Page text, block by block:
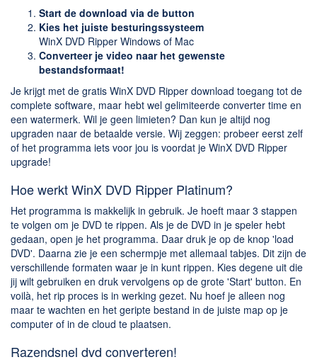
Start de download via de button
Kies het juiste besturingssysteem
WinX DVD Ripper Windows of Mac
Converteer je video naar het gewenste
bestandsformaat!
Je krijgt met de gratis WinX DVD Ripper download toegang tot de
complete software, maar hebt wel gelimiteerde converter time en
een watermerk. Wil je geen limieten? Dan kun je altijd nog
upgraden naar de betaalde versie. Wij zeggen: probeer eerst zelf
of het programma iets voor jou is voordat je WinX DVD Ripper
upgrade!
Hoe werkt WinX DVD Ripper Platinum?
Het programma is makkelijk in gebruik. Je hoeft maar 3 stappen
te volgen om je DVD te rippen. Als je de DVD in je speler hebt
gedaan, open je het programma. Daar druk je op de knop 'load
DVD'. Daarna zie je een schermpje met allemaal tabjes. Dit zijn de
verschillende formaten waar je in kunt rippen. Kies degene uit die
jij wilt gebruiken en druk vervolgens op de grote 'Start' button. En
voilà, het rip proces is in werking gezet. Nu hoef je alleen nog
maar te wachten en het geripte bestand in de juiste map op je
computer of in de cloud te plaatsen.
Razendsnel dvd converteren!